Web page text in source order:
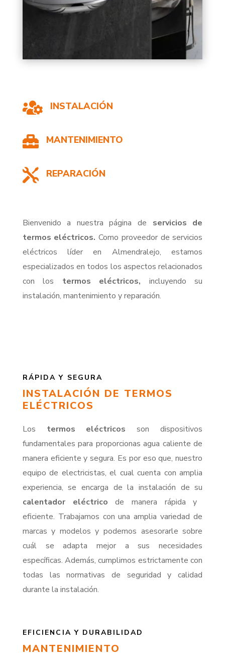
 INSTALACIÓN
 MANTENIMIENTO
 REPARACIÓN
Bienvenido a nuestra página de servicios de
termos eléctricos. Como proveedor de servicios
eléctricos líder en Almendralejo, estamos
especializados en todos los aspectos relacionados
con los termos eléctricos, incluyendo su
instalación, mantenimiento y reparación.
RÁPIDA Y SEGURA
INSTALACIÓN DE TERMOS
ELÉCTRICOS
Los termos eléctricos son dispositivos
fundamentales para proporcionas agua caliente de
manera eficiente y segura. Es por eso que, nuestro
equipo de electricistas, el cual cuenta con amplia
experiencia, se encarga de la instalación de su
calentador eléctrico de manera rápida y
eficiente. Trabajamos con una amplia variedad de
marcas y modelos y podemos asesorarle sobre
cuál se adapta mejor a sus necesidades
específicas. Además, cumplimos estrictamente con
todas las normativas de seguridad y calidad
durante la instalación.
EFICIENCIA Y DURABILIDAD
MANTENIMIENTO